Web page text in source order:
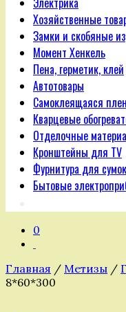
Хозяйственные
Замки и скобяные
Момент Хенкель
Пена, герметик, клей
Автотовары
Самоклеящаяся
Кварцевые
Отделочные
Кронштейны для TV
Фурнитура для сумок
Бытовые
0
Главная / Метизы /
8*60*300